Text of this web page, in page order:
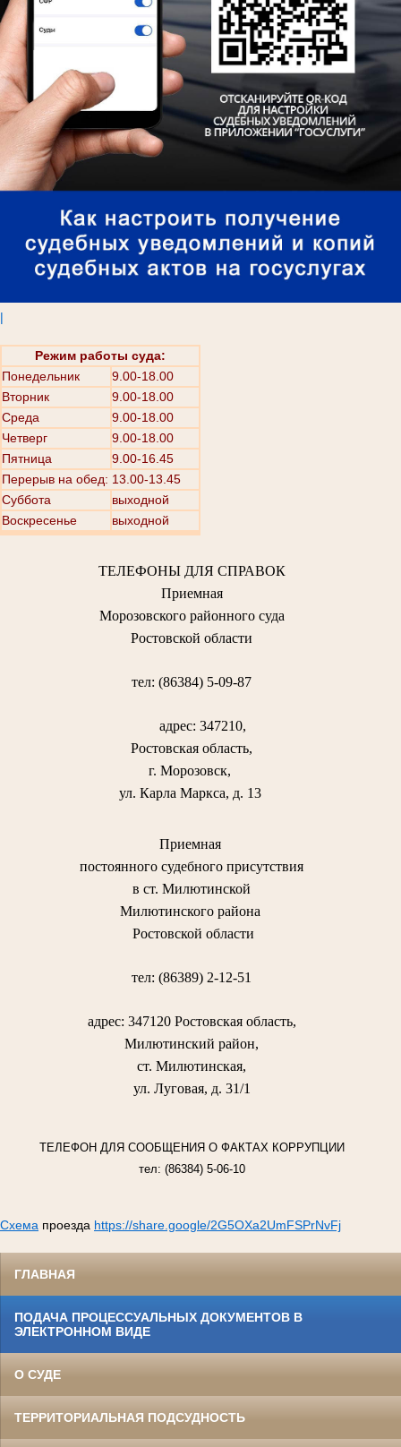
|
Режим работы суда:
Понедельник
9.00-18.00
Вторник
9.00-18.00
Среда
9.00-18.00
Четверг
9.00-18.00
Пятница
9.00-16.45
Перерыв на обед: 13.00-13.45
Суббота
выходной
Воскресенье
выходной
ТЕЛЕФОНЫ ДЛЯ СПРАВОК
Приемная
Морозовского районного суда
Ростовской области
тел: (86384) 5-09-87
адрес: 347210,
Ростовская область,
г. Морозовск,
ул. Карла Маркса, д. 13
Приемная
постоянного судебного присутствия
в ст. Милютинской
Милютинского района
Ростовской области
тел: (86389) 2-12-51
адрес: 347120 Ростовская область,
Милютинский район,
ст. Милютинская,
ул. Луговая, д. 31/1
ТЕЛЕФОН ДЛЯ СООБЩЕНИЯ О ФАКТАХ КОРРУПЦИИ
тел: (86384) 5-06-10
Схема проезда https://share.google/2G5OXa2UmFSPrNvFj
ГЛАВНАЯ
ПОДАЧА ПРОЦЕССУАЛЬНЫХ ДОКУМЕНТОВ В
ЭЛЕКТРОННОМ ВИДЕ
О СУДЕ
ТЕРРИТОРИАЛЬНАЯ ПОДСУДНОСТЬ